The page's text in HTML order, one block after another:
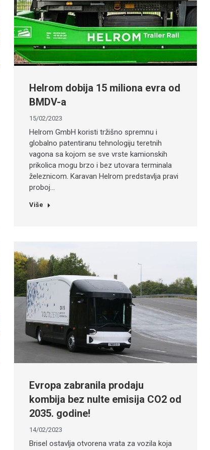
Helrom dobija 15 miliona evra od
BMDV-a
15/02/2023
Helrom GmbH koristi tržišno spremnu i
globalno patentiranu tehnologiju teretnih
vagona sa kojom se sve vrste kamionskih
prikolica mogu brzo i bez utovara terminala
železnicom. Karavan Helrom predstavlja pravi
proboj…
Više
Evropa zabranila prodaju
kombija bez nulte emisija CO2 od
2035. godine!
14/02/2023
Brisel ostavlja otvorena vrata za vozila koja